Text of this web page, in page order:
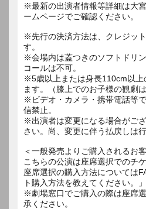
※最新の出演者情報等詳細は大
ームページでご確認ください。
※先行の決済方法は、クレジッ
す。
※会場内は蓋つきのソフトドリ
コールは不可。
※5歳以上または身長110cm以上
ます。（膝上でのお子様の観劇
※ビデオ・カメラ・携帯電話等
信禁止。
※出演者は変更になる場合がご
さい。尚、変更に伴う払戻しは行
＜一般発売よりご購入されるお
こちらの公演は座席選択でのチ
座席選択の購入方法については
ト購入方法を教えてください。
※劇場窓口でご購入の際は座席
承ください。